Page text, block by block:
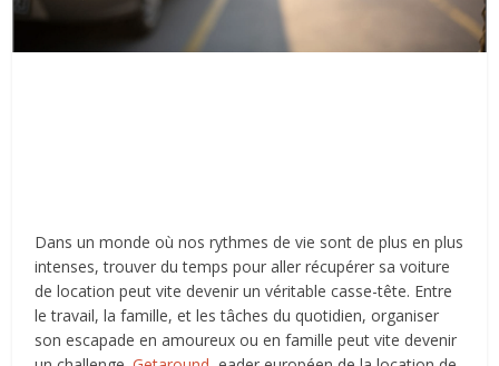
Dans un monde où nos rythmes de vie sont de plus en plus
intenses, trouver du temps pour aller récupérer sa voiture
de location peut vite devenir un véritable casse-tête. Entre
le travail, la famille, et les tâches du quotidien, organiser
son escapade en amoureux ou en famille peut vite devenir